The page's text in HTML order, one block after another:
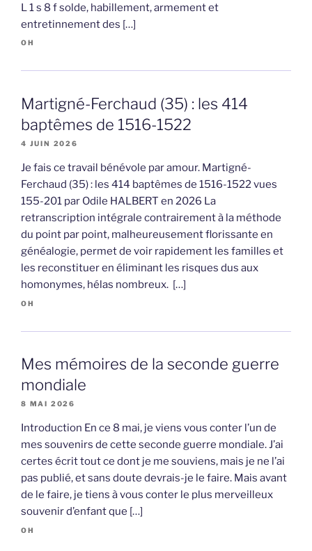
L 1 s 8 f solde, habillement, armement et
entretinnement des […]
OH
Martigné-Ferchaud (35) : les 414
baptêmes de 1516-1522
4 JUIN 2026
Je fais ce travail bénévole par amour. Martigné-
Ferchaud (35) : les 414 baptêmes de 1516-1522 vues
155-201 par Odile HALBERT en 2026 La
retranscription intégrale contrairement à la méthode
du point par point, malheureusement florissante en
généalogie, permet de voir rapidement les familles et
les reconstituer en éliminant les risques dus aux
homonymes, hélas nombreux. […]
OH
Mes mémoires de la seconde guerre
mondiale
8 MAI 2026
Introduction En ce 8 mai, je viens vous conter l’un de
mes souvenirs de cette seconde guerre mondiale. J’ai
certes écrit tout ce dont je me souviens, mais je ne l’ai
pas publié, et sans doute devrais-je le faire. Mais avant
de le faire, je tiens à vous conter le plus merveilleux
souvenir d’enfant que […]
OH